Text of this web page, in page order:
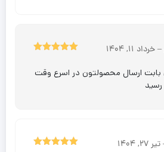
– خرداد 11, 1404
بابت ارسال محصولتون در اسرع وقت
تیر 27, 1404